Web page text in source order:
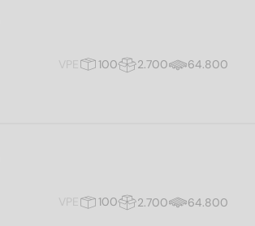
VPE
100 2.700 64.800
VPE
100 2.700 64.800